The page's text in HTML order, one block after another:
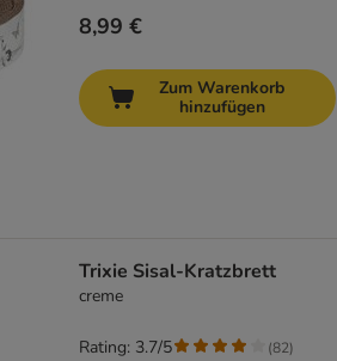
8,99 €
Zum Warenkorb
hinzufügen
Trixie Sisal-Kratzbrett
creme
Rating: 3.7/5 (82)